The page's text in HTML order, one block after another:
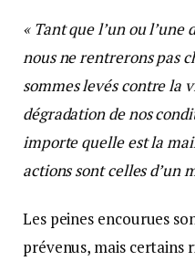
« Tant que l’un ou l’une
nous ne rentrerons pas
sommes levés contre la
dégradation de nos
importe quelle est la
actions sont celles d’un
Les peines encourues
prévenus, mais certains